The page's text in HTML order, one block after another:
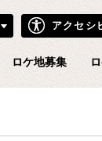
いばらきフィルムコミッショ
アクセシ
ロケ地募集